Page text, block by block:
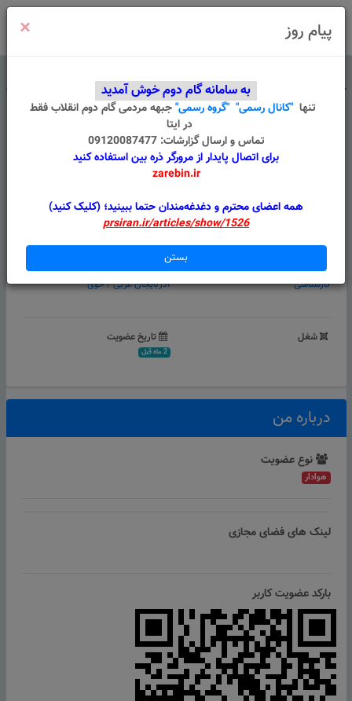
نیما خان مرادی
تحصیلات
کارشناسی
موقعیت
آذربایجان غربی/خوی
شغل تاریخ عضویت
2 ماه قبل
درباره من
نوع عضویت
هوادار
لینک های فضای مجازی
بارکد عضویت کاربر
پیام روز ×
به سامانه گام دوم خوش آمدید
تنها "کانال رسمی" "گروه رسمی"جبهه مردمی گام دوم انقلابفقط
در ایتا
تماس و ارسال گزارشات: 09120087477
برای اتصال پایدار از مرورگر ذره بین استفاده کنید
zarebin.ir
همه اعضای محترم و دغدغه‌مندان حتما ببینید؛ (کلیک کنید)
prsiran.ir/articles/show/1526
بستن